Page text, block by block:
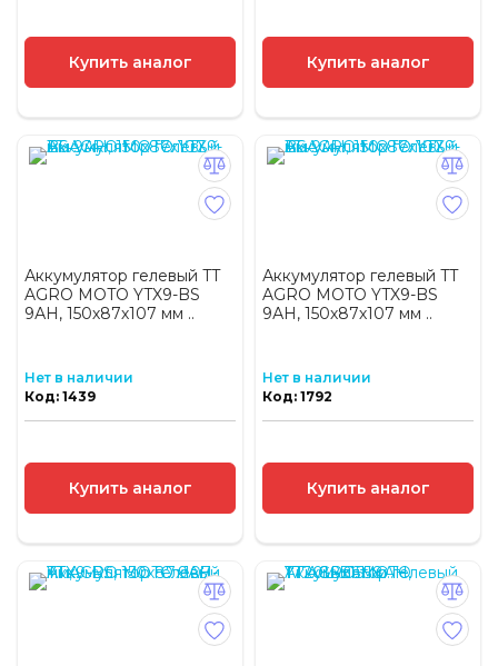
Купить аналог Купить аналог
Аккумулятор гелевый TT
AGRO MOTO YTX9-BS
9АH, 150х87х107 мм ..
Нет в наличии
Код: 1439
Купить аналог
Аккумулятор гелевый TT
AGRO MOTO YTX9-BS
9АH, 150х87х107 мм ..
Нет в наличии
Код: 1792
Купить аналог